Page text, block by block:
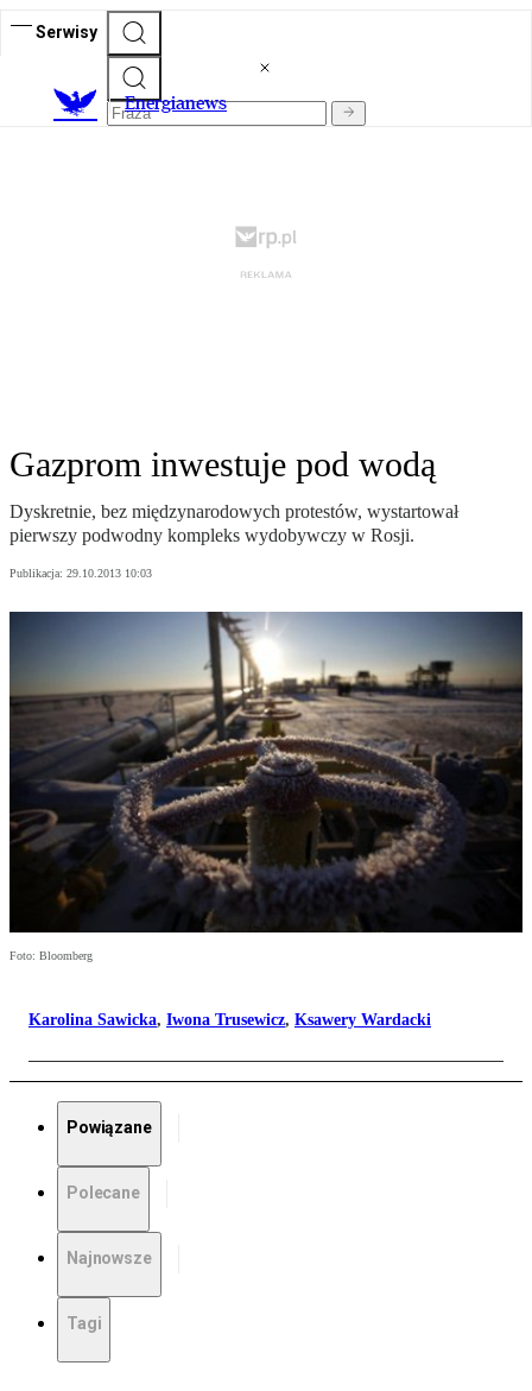
Serwisy
Energianews
Gazprom inwestuje pod wodą
Dyskretnie, bez międzynarodowych protestów, wystartował
pierwszy podwodny kompleks wydobywczy w Rosji.
Publikacja: 29.10.2013 10:03
Foto: Bloomberg
Karolina Sawicka, Iwona Trusewicz, Ksawery Wardacki
Powiązane
Polecane
Najnowsze
Tagi